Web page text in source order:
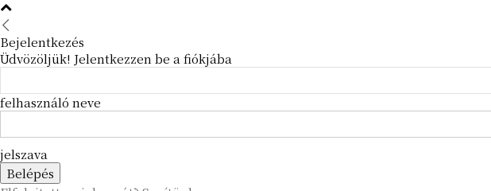
Bejelentkezés
Üdvözöljük! Jelentkezzen be a fiókjába
felhasználó neve
jelszava